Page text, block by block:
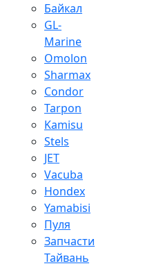
Байкал
GL-
Marine
Omolon
Sharmax
Condor
Tarpon
Kamisu
Stels
JET
Vacuba
Hondex
Yamabisi
Пуля
Запчасти
Тайвань